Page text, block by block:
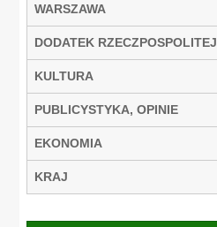
WARSZAWA
DODATEK RZECZPOSPOLITEJ
KULTURA
PUBLICYSTYKA, OPINIE
EKONOMIA
KRAJ